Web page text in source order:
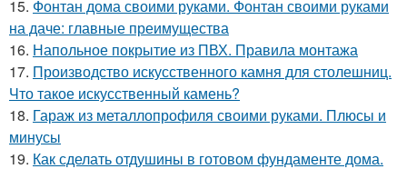
15. Фонтан дома своими руками. Фонтан своими руками
на даче: главные преимущества
16. Напольное покрытие из ПВХ. Правила монтажа
17. Производство искусственного камня для столешниц.
Что такое искусственный камень?
18. Гараж из металлопрофиля своими руками. Плюсы и
минусы
19. Как сделать отдушины в готовом фундаменте дома.